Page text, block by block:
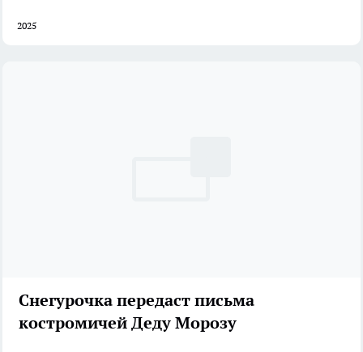
2025
Снегурочка передаст письма
костромичей Деду Морозу